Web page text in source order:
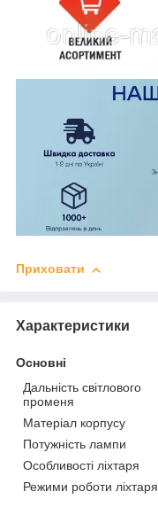
Приховати
Характеристики
Основні
Дальність світлового
променя
Матеріал корпусу
Потужність лампи
Особливості ліхтаря
Режими роботи ліхтаря